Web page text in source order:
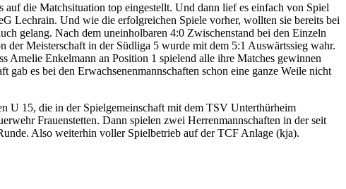
die Matchsituation top eingestellt. Und dann lief es einfach von Spiel
Lechrain. Und wie die erfolgreichen Spiele vorher, wollten sie bereits bei
gelang. Nach dem uneinholbaren 4:0 Zwischenstand bei den Einzeln
Meisterschaft in der Südliga 5 wurde mit dem 5:1 Auswärtssieg wahr.
Amelie Enkelmann an Position 1 spielend alle ihre Matches gewinnen
es bei den Erwachsenenmannschaften schon eine ganze Weile nicht
U 15, die in der Spielgemeinschaft mit dem TSV Unterthürheim
Frauenstetten. Dann spielen zwei Herrenmannschaften in der seit
Also weiterhin voller Spielbetrieb auf der TCF Anlage (kja).